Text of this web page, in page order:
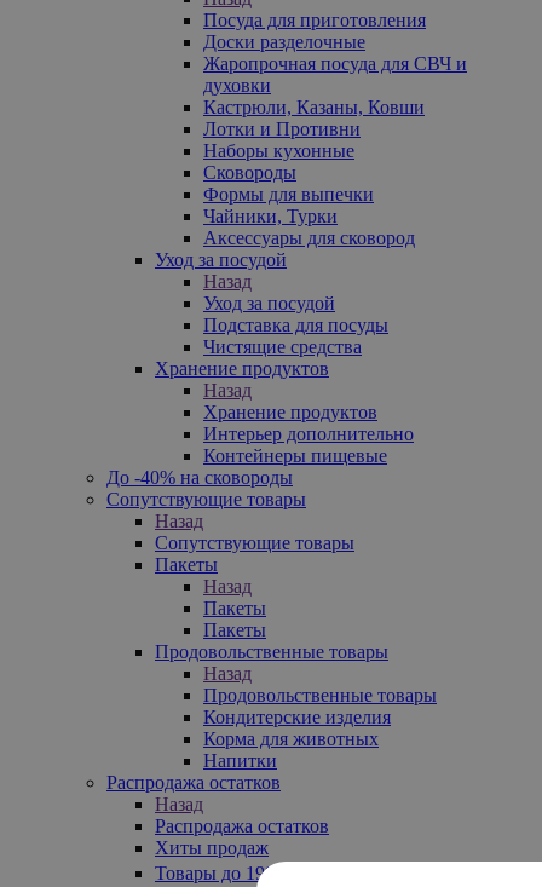
Посуда для приготовления
Доски разделочные
Жаропрочная посуда для СВЧ и
духовки
Кастрюли, Казаны, Ковши
Лотки и Противни
Наборы кухонные
Сковороды
Формы для выпечки
Чайники, Турки
Аксессуары для сковород
Уход за посудой
Назад
Уход за посудой
Подставка для посуды
Чистящие средства
Хранение продуктов
Назад
Хранение продуктов
Интерьер дополнительно
Контейнеры пищевые
До -40% на сковороды
Сопутствующие товары
Назад
Сопутствующие товары
Пакеты
Назад
Пакеты
Пакеты
Продовольственные товары
Назад
Продовольственные товары
Кондитерские изделия
Корма для животных
Напитки
Распродажа остатков
Назад
Распродажа остатков
Хиты продаж
Товары до 199₽